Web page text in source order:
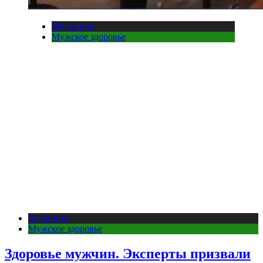
Медицина
Мужское здоровье
Медицина
Мужское здоровье
Здоровье мужчин. Эксперты призвали